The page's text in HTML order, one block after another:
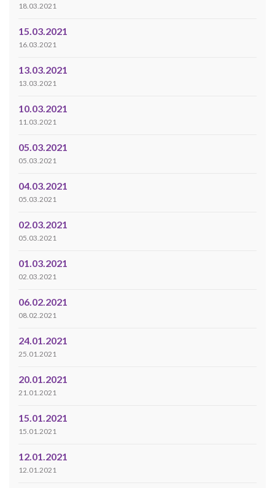
18.03.2021
15.03.2021
16.03.2021
13.03.2021
13.03.2021
10.03.2021
11.03.2021
05.03.2021
05.03.2021
04.03.2021
05.03.2021
02.03.2021
05.03.2021
01.03.2021
02.03.2021
06.02.2021
08.02.2021
24.01.2021
25.01.2021
20.01.2021
21.01.2021
15.01.2021
15.01.2021
12.01.2021
12.01.2021